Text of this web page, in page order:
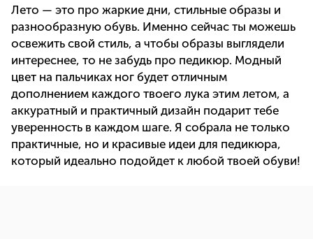
Лето — это про жаркие дни, стильные образы и
разнообразную обувь. Именно сейчас ты можешь
освежить свой стиль, а чтобы образы выглядели
интереснее, то не забудь про педикюр. Модный
цвет на пальчиках ног будет отличным
дополнением каждого твоего лука этим летом, а
аккуратный и практичный дизайн подарит тебе
уверенность в каждом шаге. Я собрала не только
практичные, но и красивые идеи для педикюра,
который идеально подойдет к любой твоей обуви!